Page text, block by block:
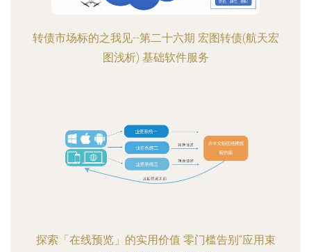
转债市场标的之我见--第二十六期 宏图转债(航天宏
图浅析) 基础软件服务
探索「在线预览」的实用价值 零门槛告别“应用束